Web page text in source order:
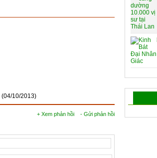
(04/10/2013)
+ Xem phản hồi - Gửi phản hồi